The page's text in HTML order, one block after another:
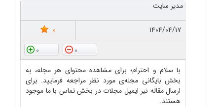
مدیر سایت
۱۴۰۴/۰۴/۱۷
0
0
0
با سلام و احترام؛ برای مشاهده محتوای هر مجله، به
بخش بایگانی مجله‌ی مورد نظر مراجعه فرمایید. برای
ارسال مقاله نیر ایمیل مجلات در بخش تماس با ما موجود
هستند.